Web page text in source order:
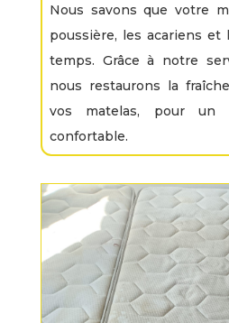
Nous savons que votre
poussière, les acariens et
temps. Grâce à notre
nous restaurons la
vos matelas, pour un
confortable.